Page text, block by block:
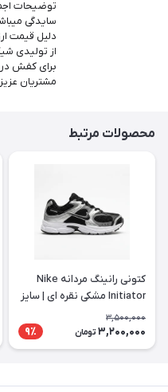
توضیحات
سایدگی
دلیل قیمت
از تولیدی
برای کفش
مشتریان
محصولات مرتبط
کتونی رانینگ مردانه Nike
Initiator مشکی نقره ای | سایز
3,500,000
3,200,000 تومان 9٪